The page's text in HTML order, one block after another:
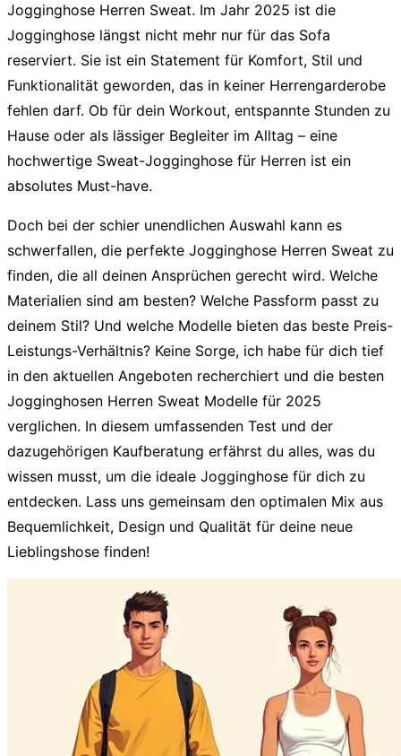
Jogginghose Herren Sweat. Im Jahr 2025 ist die
Jogginghose längst nicht mehr nur für das Sofa
reserviert. Sie ist ein Statement für Komfort, Stil und
Funktionalität geworden, das in keiner Herrengarderobe
fehlen darf. Ob für dein Workout, entspannte Stunden zu
Hause oder als lässiger Begleiter im Alltag – eine
hochwertige Sweat-Jogginghose für Herren ist ein
absolutes Must-have.
Doch bei der schier unendlichen Auswahl kann es
schwerfallen, die perfekte Jogginghose Herren Sweat zu
finden, die all deinen Ansprüchen gerecht wird. Welche
Materialien sind am besten? Welche Passform passt zu
deinem Stil? Und welche Modelle bieten das beste Preis-
Leistungs-Verhältnis? Keine Sorge, ich habe für dich tief
in den aktuellen Angeboten recherchiert und die besten
Jogginghosen Herren Sweat Modelle für 2025
verglichen. In diesem umfassenden Test und der
dazugehörigen Kaufberatung erfährst du alles, was du
wissen musst, um die ideale Jogginghose für dich zu
entdecken. Lass uns gemeinsam den optimalen Mix aus
Bequemlichkeit, Design und Qualität für deine neue
Lieblingshose finden!